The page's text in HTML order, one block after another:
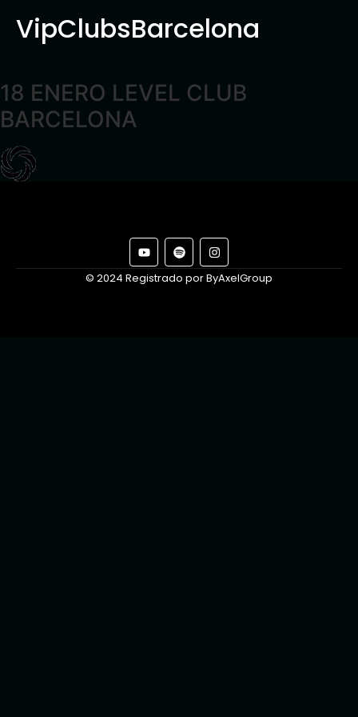
VipClubsBarcelona
18 ENERO LEVEL CLUB
BARCELONA
© 2024 Registrado por ByAxelGroup